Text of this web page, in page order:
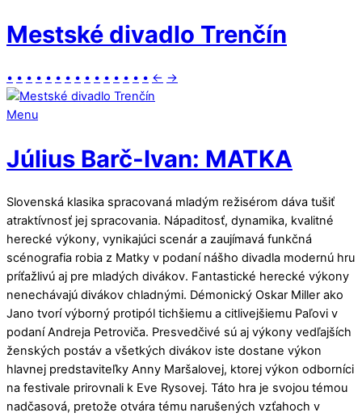
Mestské divadlo Trenčín
• • • • • • • • • • • • • • • ← →
Menu
Július Barč-Ivan: MATKA
Slovenská klasika spracovaná mladým režisérom dáva tušiť
atraktívnosť jej spracovania. Nápaditosť, dynamika, kvalitné
herecké výkony, vynikajúci scenár a zaujímavá funkčná
scénografia robia z Matky v podaní nášho divadla modernú hru
príťažlivú aj pre mladých divákov. Fantastické herecké výkony
nenechávajú divákov chladnými. Démonický Oskar Miller ako
Jano tvorí výborný protipól tichšiemu a citlivejšiemu Paľovi v
podaní Andreja Petroviča. Presvedčivé sú aj výkony vedľajších
ženských postáv a všetkých divákov iste dostane výkon
hlavnej predstaviteľky Anny Maršalovej, ktorej výkon odborníci
na festivale prirovnali k Eve Rysovej. Táto hra je svojou témou
nadčasová, pretože otvára tému narušených vzťahoch v